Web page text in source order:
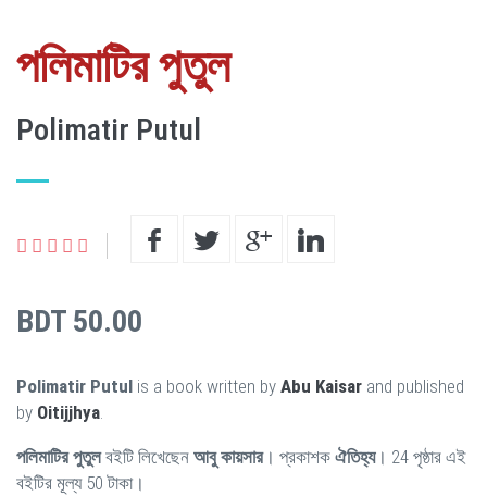
পলিমাটির পুতুল
Polimatir Putul
BDT 50.00
Polimatir Putul is a book written by Abu Kaisar and published
by Oitijjhya
পলিমাটির পুতুলবইটি লিখেছেন আবু কায়সার। প্রকাশক ঐতিহ্য। 24 পৃষ্ঠার এই
বইটির মূল্য 50 টাকা।